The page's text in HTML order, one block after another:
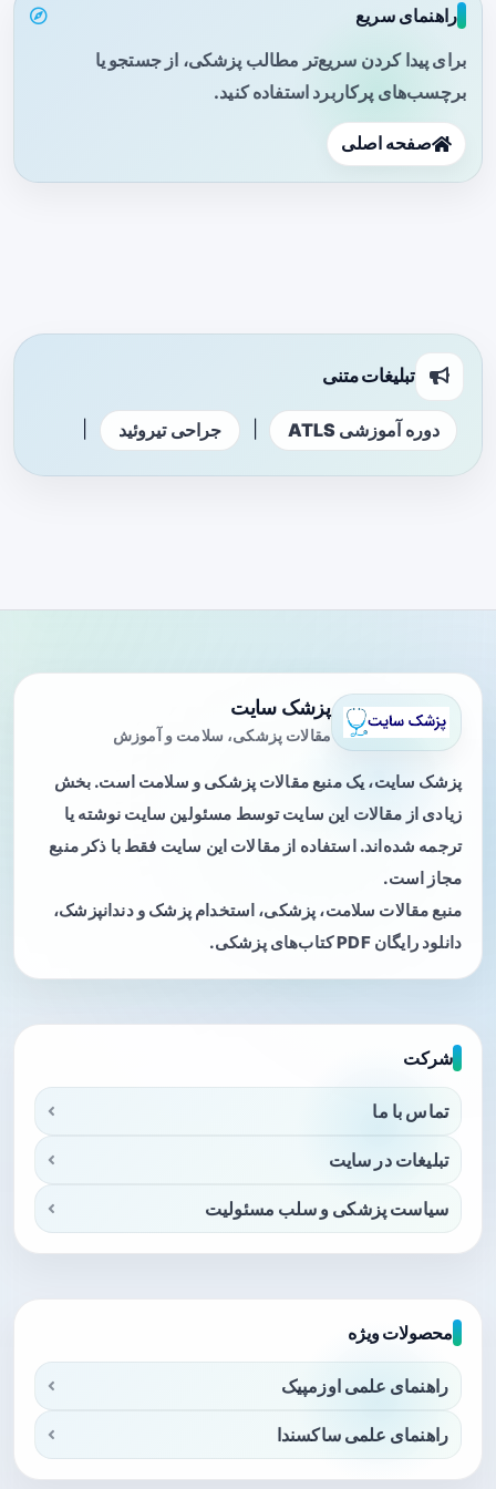
راهنمای سریع
برای پیدا کردن سریع‌تر مطالب پزشکی، از جستجو یا
برچسب‌های پرکاربرد استفاده کنید.
صفحه اصلی
تبلیغات متنی
دوره آموزشی ATLS جراحی تیروئید
پزشک سایت
مقالات پزشکی، سلامت و آموزش
پزشک سایت، یک منبع مقالات پزشکی و سلامت است. بخش
زیادی از مقالات این سایت توسط مسئولین سایت نوشته یا
ترجمه شده‌اند. استفاده از مقالات این سایت فقط با ذکر منبع
مجاز است.
منبع مقالات سلامت، پزشکی، استخدام پزشک و دندانپزشک،
دانلود رایگان PDF کتاب‌های پزشکی.
شرکت
تماس با ما
تبلیغات در سایت
سیاست پزشکی و سلب مسئولیت
محصولات ویژه
راهنمای علمی اوزمپیک
راهنمای علمی ساکسندا